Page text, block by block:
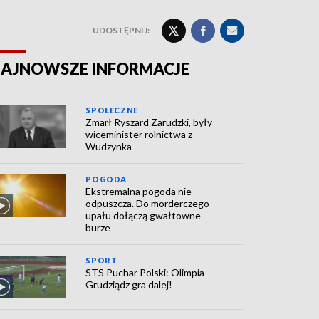
UDOSTĘPNIJ:
INFORMACJE
SPOŁECZNE
Zmarł Ryszard Zarudzki, były
wiceminister rolnictwa z
Wudzynka
POGODA
Ekstremalna pogoda nie
odpuszcza. Do morderczego
upału dołączą gwałtowne
burze
SPORT
STS Puchar Polski: Olimpia
Grudziądz gra dalej!